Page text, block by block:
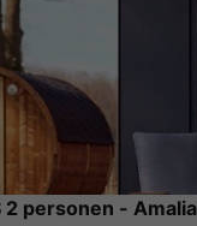
2 personen -